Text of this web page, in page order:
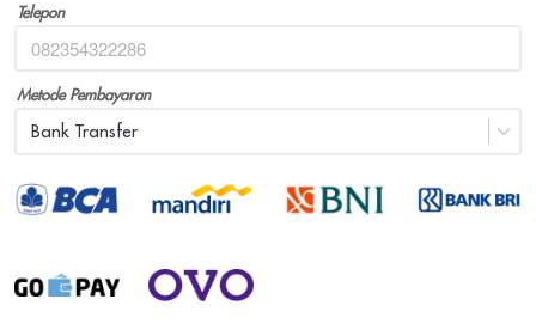
Telepon
Metode Pembayaran
Bank Transfer